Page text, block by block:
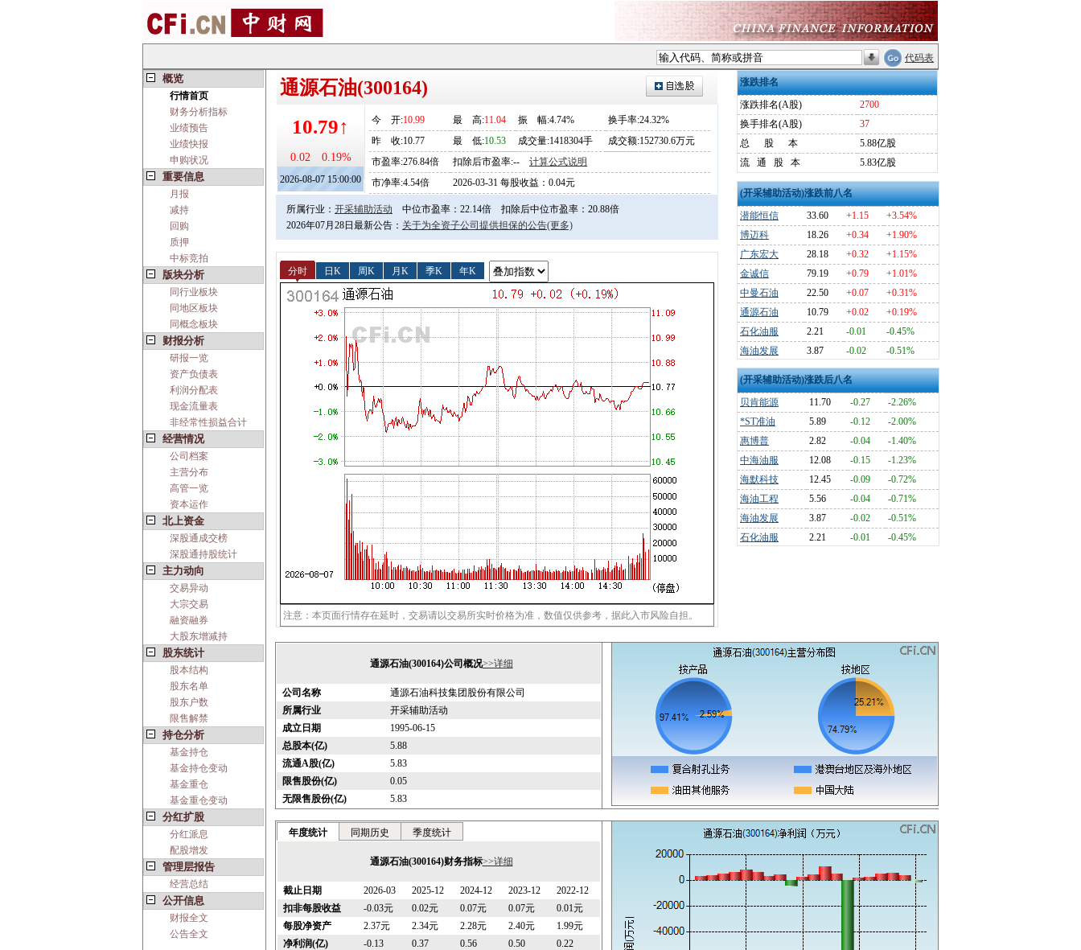
代码表
概览
行情首页
财务分析指标
业绩预告
业绩快报
申购状况
重要信息
月报
减持
回购
质押
中标竞拍
版块分析
同行业板块
同地区板块
同概念板块
财报分析
研报一览
资产负债表
利润分配表
现金流量表
非经常性损益合计
经营情况
公司档案
主营分布
高管一览
资本运作
北上资金
深股通成交榜
深股通持股统计
主力动向
交易异动
大宗交易
融资融券
大股东增减持
股东统计
股本结构
股东名单
股东户数
限售解禁
持仓分析
基金持仓
基金持仓变动
基金重仓
基金重仓变动
分红扩股
分红派息
配股增发
管理层报告
经营总结
公开信息
财报全文
公告全文
通源石油(300164)
10.79↑
0.02 0.19%
2026-08-07 15:00:00
今 开:10.99 最 高:11.04 振 幅:4.74%
换手率:24.32%
昨
收:10.77 最 低:10.53 成交量:1418304手
成交额:152730.6万元
市盈率:276.84倍
扣除后市盈率:--
计算公式说明
市净率:4.54倍
2026-03-31 每股收益：0.04元
所属行业： 开采辅助活动 中位市盈率：22.14倍
扣除后中位市盈率：20.88倍
2026年07月28日最新公告： 关于为全资子公司提供担保的公告(更多)
分时 日K 周K 月K 季K 年K
注意：本页面行情存在延时，交易请以交易所实时价格为准，数值仅供参考，据此入市风险自担。
涨跌排名
涨跌排名(A股)
2700
换手排名(A股)
37
总
股 本
5.88亿股
流
通 股 本 5.83亿股
(开采辅助活动)涨跌前八名
潜能恒信
33.60 +1.15
+3.54%
博迈科
18.26 +0.34
+1.90%
广东宏大
28.18 +0.32
+1.15%
金诚信
79.19 +0.79
+1.01%
中曼石油
22.50 +0.07
+0.31%
通源石油
10.79 +0.02
+0.19%
石化油服
2.21 -0.01
-0.45%
海油发展
3.87 -0.02 -0.51%
(开采辅助活动)涨跌后八名
贝肯能源
11.70 -0.27
-2.26%
*ST准油
5.89 -0.12
-2.00%
惠博普
2.82 -0.04
-1.40%
中海油服
12.08 -0.15
-1.23%
海默科技
12.45 -0.09
-0.72%
海油工程
5.56 -0.04
-0.71%
海油发展
3.87 -0.02
-0.51%
石化油服
2.21 -0.01 -0.45%
通源石油(300164)公司概况>>详细
公司名称
通源石油科技集团股份有限公司
所属行业
开采辅助活动
成立日期
1995-06-15
总股本(亿)
5.88
流通A股(亿)
5.83
限售股份(亿)
0.05
无限售股份(亿)
5.83
年度统计 同期历史 季度统计
通源石油(300164)财务指标>>详细
截止日期 2026-03 2025-12 2024-12 2023-12
2022-12
扣非每股收益
-0.03元 0.02元 0.07元 0.07元
0.01元
每股净资产
2.37元 2.34元 2.28元 2.40元
1.99元
净利润(亿)
-0.13 0.37 0.56 0.50
0.22